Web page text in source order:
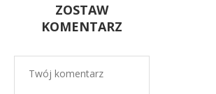
ZOSTAW
KOMENTARZ